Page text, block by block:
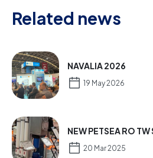
Related news
NAVALIA 2026
19 May 2026
NEW PETSEA RO TW
20 Mar 2025